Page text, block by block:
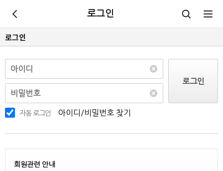
로그인
로그인
자동 로그인 아이디/비밀번호 찾기
로그인
회원관련 안내